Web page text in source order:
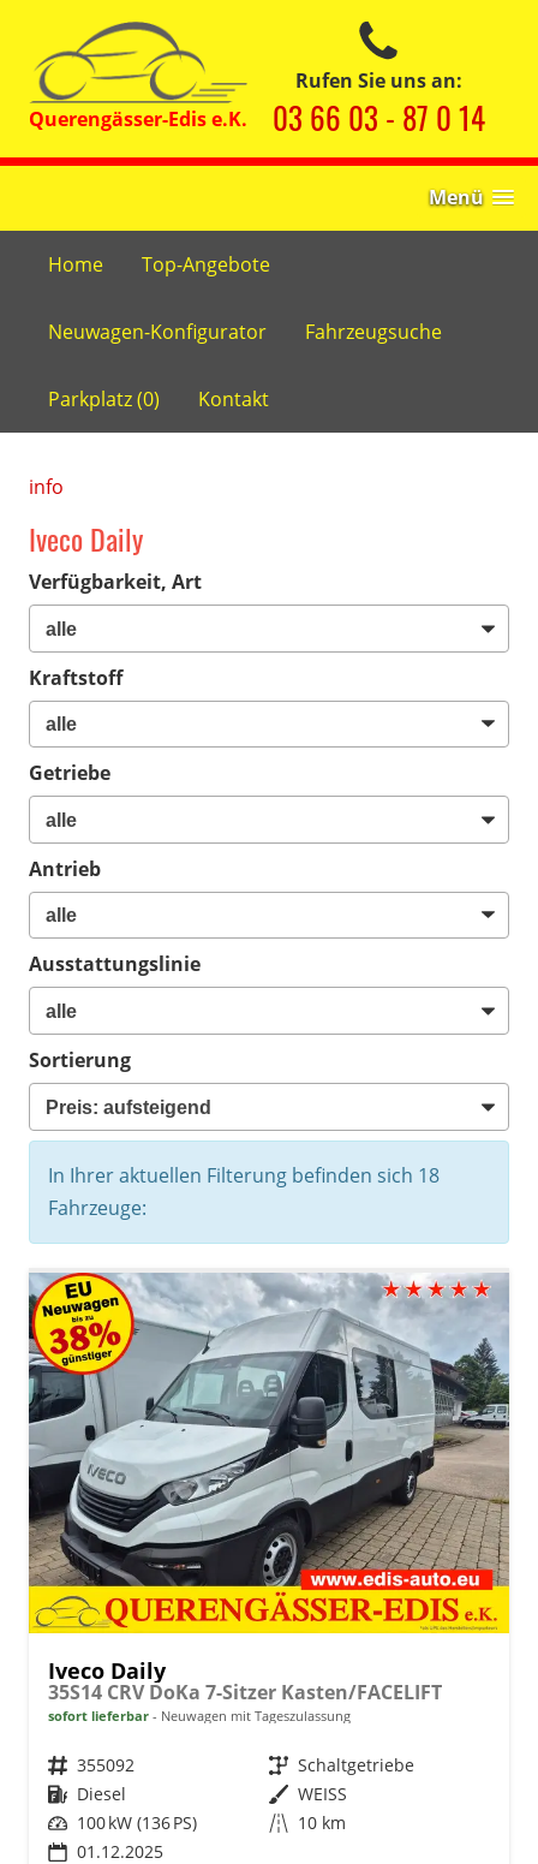
Rufen Sie uns an:
03 66 03 - 87 0 14
Menü
Home Top-Angebote
Neuwagen-Konfigurator Fahrzeugsuche
Parkplatz (0) Kontakt
info
Iveco Daily
Verfügbarkeit, Art
Kraftstoff
Getriebe
Antrieb
Ausstattungslinie
Sortierung
In Ihrer aktuellen Filterung befinden sich 18
Fahrzeuge:
Iveco Daily
35S14 CRV DoKa 7-Sitzer Kasten/FACELIFT
sofort lieferbar Neuwagen mit Tageszulassung
Fahrzeugnr. 355092 Getriebe Schaltgetriebe
Kraftstoff Diesel Außenfarbe WEISS
Leistung 100 kW (136 PS) Kilometerstand 10 km
01.12.2025